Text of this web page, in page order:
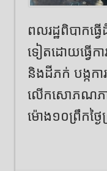
ពលរដ្ឋពិបាកធ្វ
ទៀតដោយធ្វើ
និងដីភក់ បង្កកា
លើកសោភណភាព
ម៉ោង១០ព្រឹកថ្ង